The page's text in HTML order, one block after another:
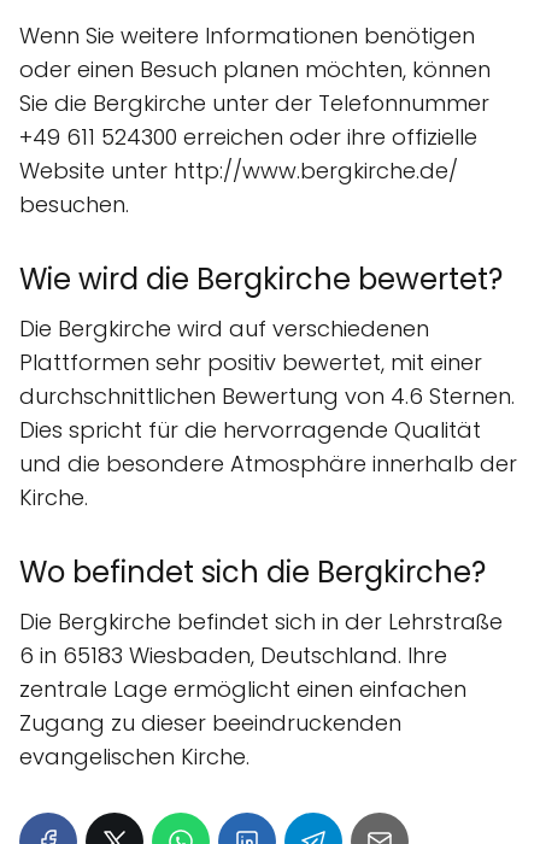
Wenn Sie weitere Informationen benötigen
oder einen Besuch planen möchten, können
Sie die Bergkirche unter der Telefonnummer
+49 611 524300 erreichen oder ihre offizielle
Website unter http://www.bergkirche.de/
besuchen.
Wie wird die Bergkirche bewertet?
Die Bergkirche wird auf verschiedenen
Plattformen sehr positiv bewertet, mit einer
durchschnittlichen Bewertung von 4.6 Sternen.
Dies spricht für die hervorragende Qualität
und die besondere Atmosphäre innerhalb der
Kirche.
Wo befindet sich die Bergkirche?
Die Bergkirche befindet sich in der Lehrstraße
6 in 65183 Wiesbaden, Deutschland. Ihre
zentrale Lage ermöglicht einen einfachen
Zugang zu dieser beeindruckenden
evangelischen Kirche.